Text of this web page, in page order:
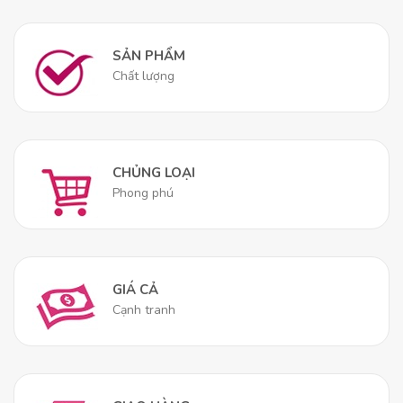
Đặc Điểm
Nâng đỡ
đồng đều
Giảm thiểu tình trạng đau mỏi ở lưng,
cổ, vai gáy.
nhiều đối
Lý tưởng cho người lớn tuổi và những
Sử dụng nệm
chosức khỏe cột sốngcủa bạn.
SẢN PHẨM
Chất lượng
CHỦNG LOẠI
Phong phú
GIÁ CẢ
Cạnh tranh